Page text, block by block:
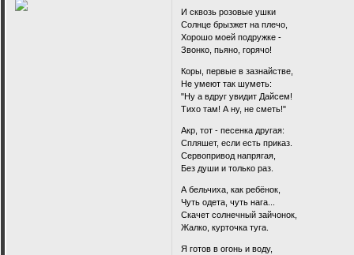
И сквозь розовые ушки
Солнце брызжет на плечо,
Хорошо моей подружке -
Звонко, пьяно, горячо!
Коры, первые в зазнайстве,
Не умеют так шуметь:
"Ну а вдруг увидит Дайсем!
Тихо там! А ну, не сметь!"
Акр, тот - песенка другая:
Спляшет, если есть приказ.
Сервопривод напрягая,
Без души и только раз.
А бельчиха, как ребёнок,
Чуть одета, чуть нага...
Скачет солнечный зайчонок,
Жалко, курточка туга.
Я готов в огонь и воду,